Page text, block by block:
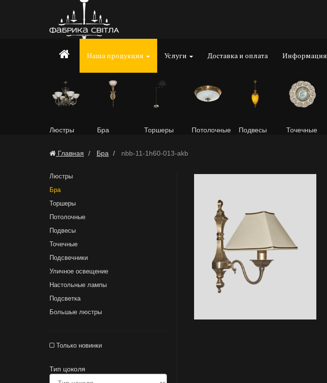
Наша продукция Услуги Доставка и оплата Информация
Люстры Бра Торшеры Потолочные Подвесы Точечные
Главная Бра nbb-11-1h60-013-akb
Люстры
Бра
Торшеры
Потолочные
Подвесы
Точечные
Подсвечники
Уличное освещение
Настольные лампы
Подсветка
Большые люстры
Только новинки
Тип цоколя